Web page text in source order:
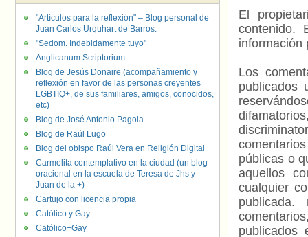
El
contenido.
información
Los
publicados
públicas o
aquellos
cualquier
"Artículos para la reflexión" – Blog personal de
Juan Carlos Urquhart de Barros.
"Sedom. Indebidamente tuyo"
Anglicanum Scriptorium
Blog de Jesús Donaire (acompañamiento y
reflexión en favor de las personas creyentes
LGBTIQ+, de sus familiares, amigos, conocidos,
etc)
Blog de José Antonio Pagola
Blog de Raúl Lugo
Blog del obispo Raúl Vera en Religión Digital
Carmelita contemplativo en la ciudad (un blog
oracional en la escuela de Teresa de Jhs y
Juan de la +)
Cartujo con licencia propia
Católico y Gay
Católico+Gay